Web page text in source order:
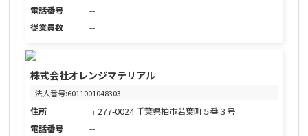
電話番号
--
従業員数
--
株式会社オレンジマテリアル
法人番号:6011001048303
住所
〒277-0024 千葉県柏市若葉町５番３号
電話番号
--